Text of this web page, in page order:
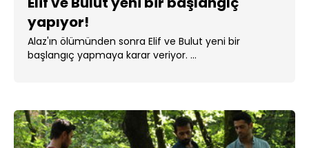
yapıyor!
Alaz'ın ölümünden sonra Elif ve Bulut yeni bir
başlangıç yapmaya karar veriyor. ...